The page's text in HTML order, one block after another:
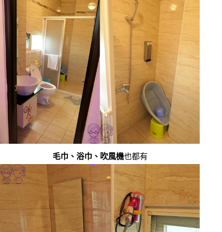
毛巾、浴巾、吹風機也都有